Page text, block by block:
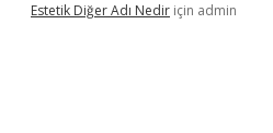
Estetik Diğer Adı Nedir için admin